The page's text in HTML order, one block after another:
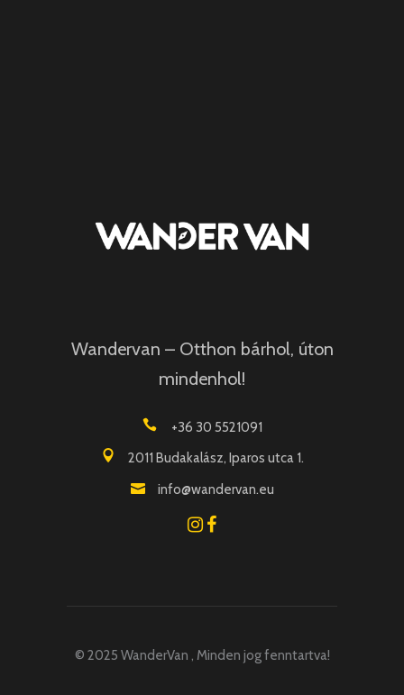
Wandervan – Otthon bárhol, úton
mindenhol!
+36 30 5521091
2011 Budakalász, Iparos utca 1.
info@wandervan.eu
© 2025 WanderVan , Minden jog fenntartva!